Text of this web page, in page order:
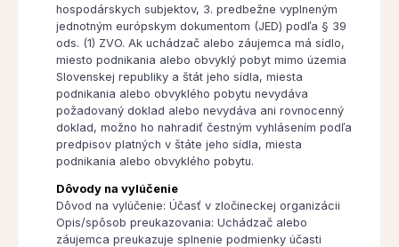
hospodárskych subjektov, 3. predbežne vyplneným
jednotným európskym dokumentom (JED) podľa § 39
ods. (1) ZVO. Ak uchádzač alebo záujemca má sídlo,
miesto podnikania alebo obvyklý pobyt mimo územia
Slovenskej republiky a štát jeho sídla, miesta
podnikania alebo obvyklého pobytu nevydáva
požadovaný doklad alebo nevydáva ani rovnocenný
doklad, možno ho nahradiť čestným vyhlásením podľa
predpisov platných v štáte jeho sídla, miesta
podnikania alebo obvyklého pobytu.
Dôvody na vylúčenie
Dôvod na vylúčenie: Účasť v zločineckej organizácii
Opis/spôsob preukazovania: Uchádzač alebo
záujemca preukazuje splnenie podmienky účasti